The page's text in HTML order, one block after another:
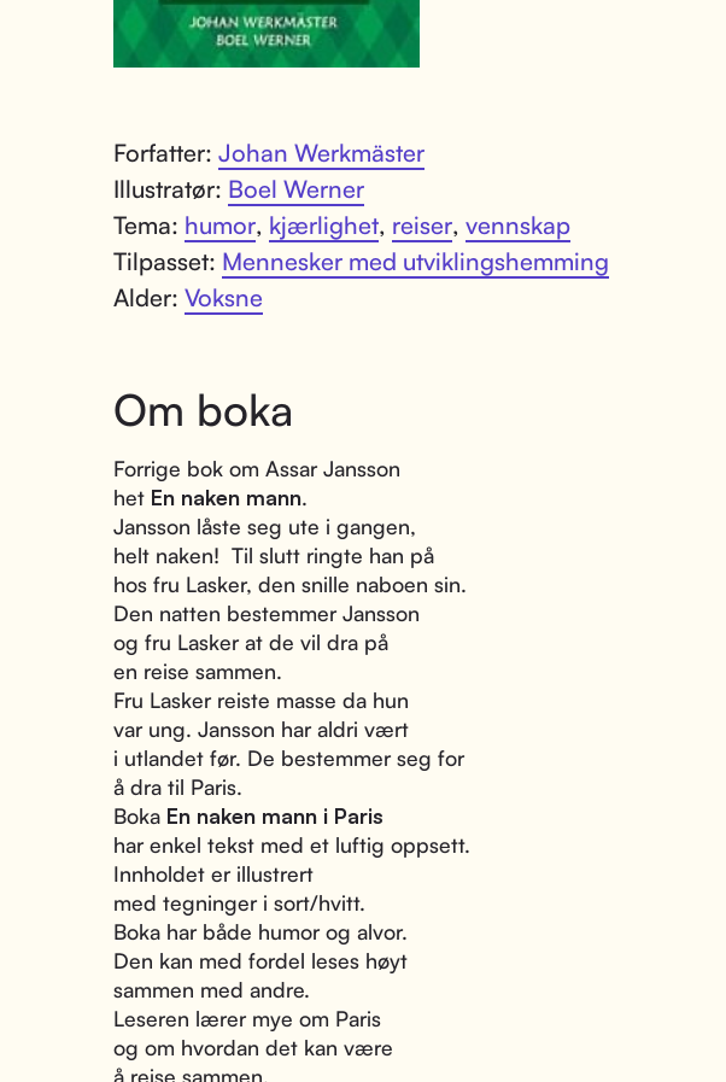
Forfatter: Johan Werkmäster
Illustratør: Boel Werner
Tema: humor, kjærlighet, reiser, vennskap
Tilpasset: Mennesker med utviklingshemming
Alder: Voksne
Om boka
Forrige bok om Assar Jansson
het En naken mann.
Jansson låste seg ute i gangen,
helt naken! Til slutt ringte han på
hos fru Lasker, den snille naboen sin.
Den natten bestemmer Jansson
og fru Lasker at de vil dra på
en reise sammen.
Fru Lasker reiste masse da hun
var ung. Jansson har aldri vært
i utlandet før. De bestemmer seg for
å dra til Paris.
Boka En naken mann i Paris
har enkel tekst med et luftig oppsett.
Innholdet er illustrert
med tegninger i sort/hvitt.
Boka har både humor og alvor.
Den kan med fordel leses høyt
sammen med andre.
Leseren lærer mye om Paris
og om hvordan det kan være
å reise sammen.